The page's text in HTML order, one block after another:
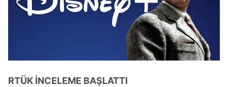
RTÜK İNCELEME BAŞLATTI